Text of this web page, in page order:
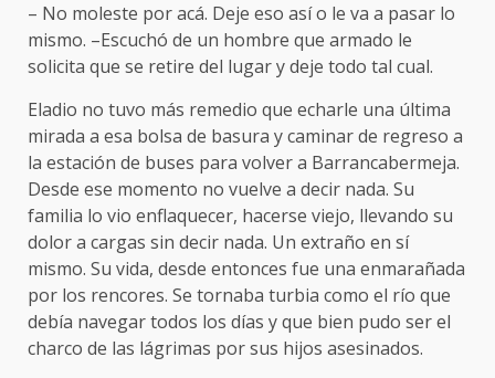
– No moleste por acá. Deje eso así o le va a pasar lo
mismo. –Escuchó de un hombre que armado le
solicita que se retire del lugar y deje todo tal cual.
Eladio no tuvo más remedio que echarle una última
mirada a esa bolsa de basura y caminar de regreso a
la estación de buses para volver a Barrancabermeja.
Desde ese momento no vuelve a decir nada. Su
familia lo vio enflaquecer, hacerse viejo, llevando su
dolor a cargas sin decir nada. Un extraño en sí
mismo. Su vida, desde entonces fue una enmarañada
por los rencores. Se tornaba turbia como el río que
debía navegar todos los días y que bien pudo ser el
charco de las lágrimas por sus hijos asesinados.